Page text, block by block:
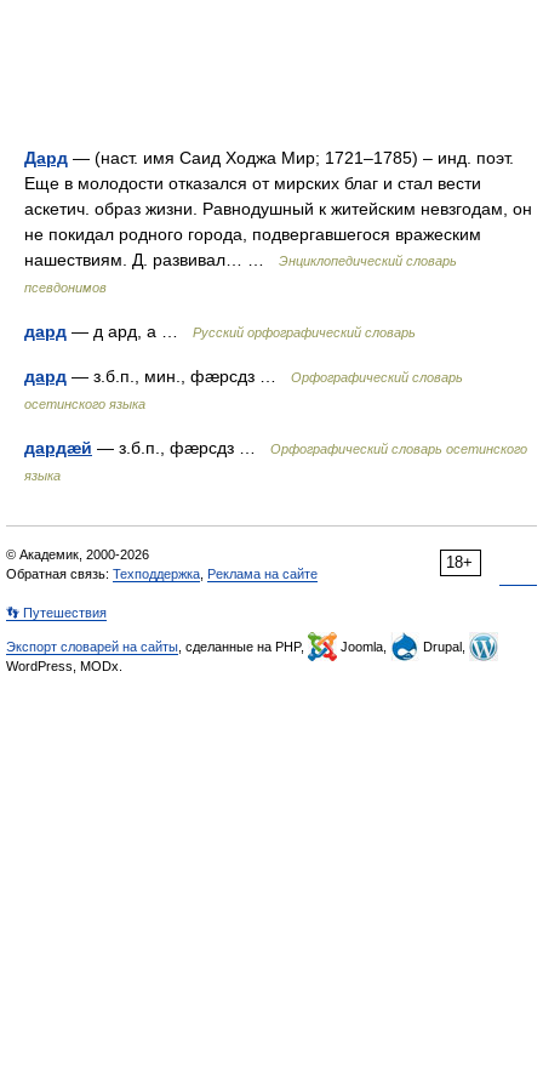
Дард — (наст. имя Саид Ходжа Мир; 1721–1785) – инд. поэт.
Еще в молодости отказался от мирских благ и стал вести
аскетич. образ жизни. Равнодушный к житейским невзгодам, он
не покидал родного города, подвергавшегося вражеским
нашествиям. Д. развивал… …
Энциклопедический словарь
псевдонимов
дард — д ард, а … Русский орфографический словарь
дард — з.б.п., мин., фæрсдз …
Орфографический словарь
осетинского языка
дардæй — з.б.п., фæрсдз …
Орфографический словарь осетинского
языка
18+
© Академик, 2000-2026
Обратная связь: Техподдержка Реклама на сайте
👣 Путешествия
Экспорт словарей на сайты , сделанные на PHP, Joomla,
Drupal,
WordPress, MODx.